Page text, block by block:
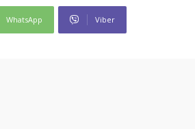
WhatsApp Viber